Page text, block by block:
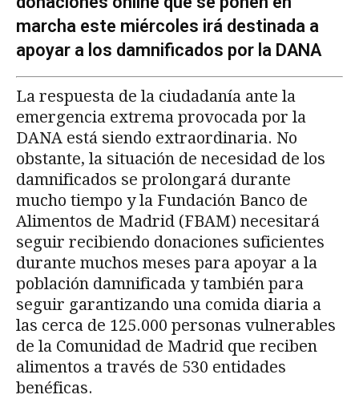
marcha este miércoles irá destinada a
apoyar a los damnificados por la DANA
La respuesta de la ciudadanía ante la
emergencia extrema provocada por la
DANA está siendo extraordinaria. No
obstante, la situación de necesidad de los
damnificados se prolongará durante
mucho tiempo y la Fundación Banco de
Alimentos de Madrid (FBAM) necesitará
seguir recibiendo donaciones suficientes
durante muchos meses para apoyar a la
población damnificada y también para
seguir garantizando una comida diaria a
las cerca de 125.000 personas vulnerables
de la Comunidad de Madrid que reciben
alimentos a través de 530 entidades
benéficas.